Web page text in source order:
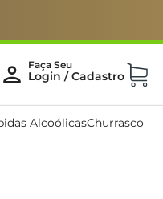
AlcoólicasChurrasco